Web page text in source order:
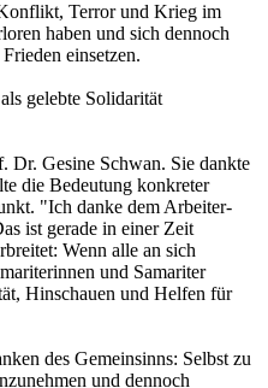
Terror und Krieg im
haben und sich dennoch
einsetzen.
gelebte Solidarität
Dr. Gesine Schwan. Sie dankte
die Bedeutung konkreter
"Ich danke dem Arbeiter-
ist gerade in einer Zeit
Wenn alle an sich
und Samariter
Hinschauen und Helfen für
des Gemeinsinns: Selbst zu
und dennoch